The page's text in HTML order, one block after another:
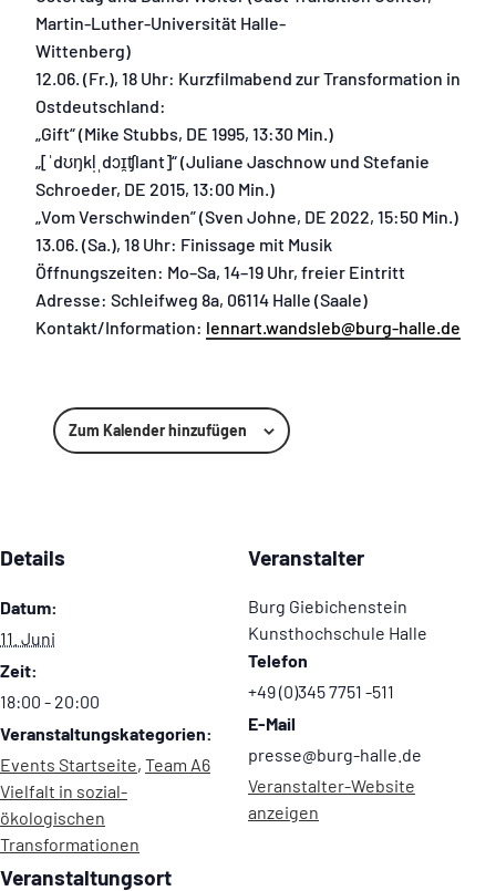
Martin-Luther-Universität Halle-
Wittenberg)
12.06. (Fr.), 18 Uhr: Kurzfilmabend zur Transformation in
Ostdeutschland:
„Gift“ (Mike Stubbs, DE 1995, 13:30 Min.)
„[ˈdʊŋkl̩ˌdɔɪ̯ʧlant]“ (Juliane Jaschnow und Stefanie
Schroeder, DE 2015, 13:00 Min.)
„Vom Verschwinden” (Sven Johne, DE 2022, 15:50 Min.)
13.06. (Sa.), 18 Uhr: Finissage mit Musik
Öffnungszeiten: Mo–Sa, 14–19 Uhr, freier Eintritt
Adresse: Schleifweg 8a, 06114 Halle (Saale)
Kontakt/Information: lennart.wandsleb@burg-halle.de
Zum Kalender hinzufügen
Details
Datum:
11. Juni
Zeit:
18:00 - 20:00
Veranstaltungskategorien:
Events Startseite, Team A6
Vielfalt in sozial-
ökologischen
Transformationen
Veranstaltungsort
Veranstalter
Burg Giebichenstein
Kunsthochschule Halle
Telefon
+49 (0)345 7751 -511
E-Mail
presse@burg-halle.de
Veranstalter-Website
anzeigen